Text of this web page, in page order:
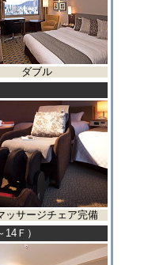
ダブル
ッサージチェア完備
Ｆ）